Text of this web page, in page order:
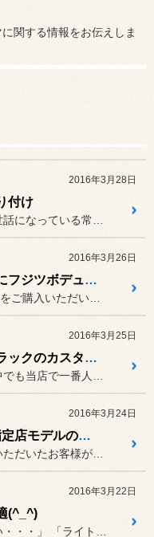
関する情報をお伝えしま
2016年3月28日
付け
2016年3月26日
スペーシアカスタムにフジツボデュアルマフラー取り付け
2016年3月25日
熱いぜ！キャリートラックのカスタマイズ！
2016年3月24日
34GT-Rにユピテル指定店モデルのレーダーを取り付け
2016年3月22日
(^_^)